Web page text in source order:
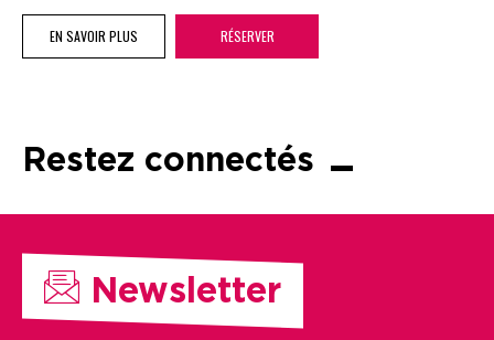
EN SAVOIR PLUS RÉSERVER
Restez connectés
Newsletter